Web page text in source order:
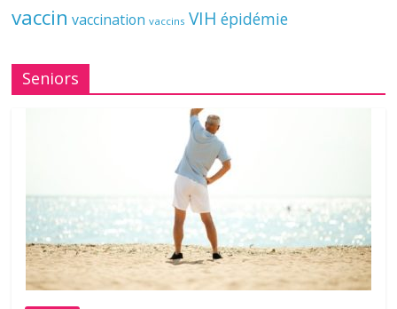
vaccin vaccination vaccins VIH épidémie
Seniors